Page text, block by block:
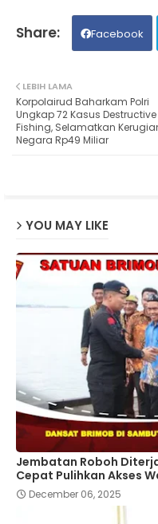
Facebook
LEBIH LAMA
Korpolairud Baharkam Polri
Ungkap 72 Kasus Destructive
Fishing, Selamatkan
Negara Rp49 Miliar
YOU MAY LIKE
Jembatan Roboh
Cepat Pulihkan Akses
December 06, 2025